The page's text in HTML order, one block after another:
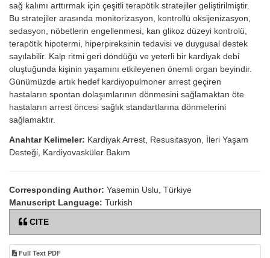
sağ kalımı arttırmak için çeşitli terapötik stratejiler geliştirilmiştir.
Bu stratejiler arasında monitorizasyon, kontrollü oksijenizasyon,
sedasyon, nöbetlerin engellenmesi, kan glikoz düzeyi kontrolü,
terapötik hipotermi, hiperpireksinin tedavisi ve duygusal destek
sayılabilir. Kalp ritmi geri döndüğü ve yeterli bir kardiyak debi
oluştuğunda kişinin yaşamını etkileyenen önemli organ beyindir.
Günümüzde artık hedef kardiyopulmoner arrest geçiren
hastaların spontan dolaşımlarının dönmesini sağlamaktan öte
hastaların arrest öncesi sağlık standartlarına dönmelerini
sağlamaktır.
Anahtar Kelimeler: Kardiyak Arrest, Resusitasyon, İleri Yaşam
Desteği, Kardiyovasküler Bakım
Corresponding Author: Yasemin Uslu, Türkiye
Manuscript Language: Turkish
CITE
Full Text PDF